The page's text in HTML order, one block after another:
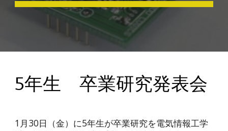
5年生 卒業研究発表会
1月30日（金）に5年生が卒業研究を電気情報工学